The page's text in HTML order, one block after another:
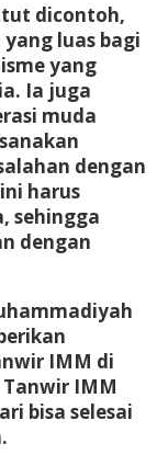
dicontoh,
luas bagi
yang
Ia juga
muda
dengan
harus
sehingga
dengan
IMM di
IMM
bisa selesai